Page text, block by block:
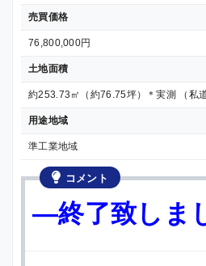
売買価格
76,800,000円
土地面積
約253.73㎡（約76.75坪）＊実測 （私道
用途地域
準工業地域
コメント
—終了致しま